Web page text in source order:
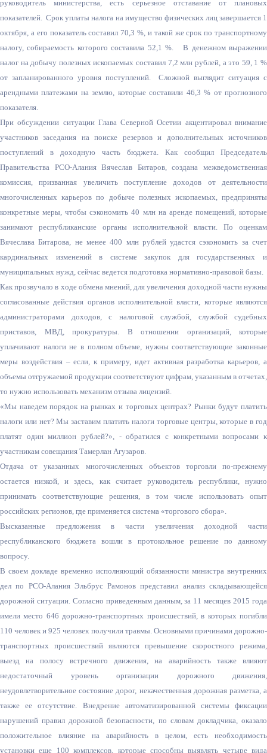
руководитель министерства, есть серьезное отставание от плановых
показателей. Срок уплаты налога на имущество физических лиц завершается 1
октября, а его показатель составил 70,3 %, и такой же срок по транспортному
налогу, собираемость которого составила 52,1 %. В денежном выражении
налог на добычу полезных ископаемых составил 7,2 млн рублей, а это 59, 1 %
от запланированного уровня поступлений. Сложной выглядит ситуация с
арендными платежами на землю, которые составили 46,3 % от прогнозного
показателя.
При обсуждении ситуации Глава Северной Осетии акцентировал внимание
участников заседания на поиске резервов и дополнительных источников
поступлений в доходную часть бюджета. Как сообщил Председатель
Правительства РСО-Алания Вячеслав Битаров, создана межведомственная
комиссия, призванная увеличить поступление доходов от деятельности
многочисленных карьеров по добыче полезных ископаемых, предприняты
конкретные меры, чтобы сэкономить 40 млн на аренде помещений, которые
занимают республиканские органы исполнительной власти. По оценкам
Вячеслава Битарова, не менее 400 млн рублей удастся сэкономить за счет
кардинальных изменений в системе закупок для государственных и
муниципальных нужд, сейчас ведется подготовка нормативно-правовой базы.
Как прозвучало в ходе обмена мнений, для увеличения доходной части нужны
согласованные действия органов исполнительной власти, которые являются
администраторами доходов, с налоговой службой, службой судебных
приставов, МВД, прокуратуры. В отношении организаций, которые
уплачивают налоги не в полном объеме, нужны соответствующие законные
меры воздействия – если, к примеру, идет активная разработка карьеров, а
объемы отгружаемой продукции соответствуют цифрам, указанным в отчетах,
то нужно использовать механизм отзыва лицензий.
«Мы наведем порядок на рынках и торговых центрах? Рынки будут платить
налоги или нет? Мы заставим платить налоги торговые центры, которые в год
платят один миллион рублей?», - обратился с конкретными вопросами к
участникам совещания Тамерлан Агузаров.
Отдача от указанных многочисленных объектов торговли по-прежнему
остается низкой, и здесь, как считает руководитель республики, нужно
принимать соответствующие решения, в том числе использовать опыт
российских регионов, где применяется система «торгового сбора».
Высказанные предложения в части увеличения доходной части
республиканского бюджета вошли в протокольное решение по данному
вопросу.
В своем докладе временно исполняющий обязанности министра внутренних
дел по РСО-Алания Эльбрус Рамонов представил анализ складывающейся
дорожной ситуации. Согласно приведенным данным, за 11 месяцев 2015 года
имели место 646 дорожно-транспортных происшествий, в которых погибли
110 человек и 925 человек получили травмы. Основными причинами дорожно-
транспортных происшествий являются превышение скоростного режима,
выезд на полосу встречного движения, на аварийность также влияют
недостаточный уровень организации дорожного движения,
неудовлетворительное состояние дорог, некачественная дорожная разметка, а
также ее отсутствие. Внедрение автоматизированной системы фиксации
нарушений правил дорожной безопасности, по словам докладчика, оказало
положительное влияние на аварийность в целом, есть необходимость
установки еще 100 комплексов, которые способны выявлять четыре вида